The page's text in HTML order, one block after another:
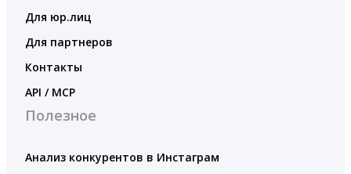
Для юр.лиц
Для партнеров
Контакты
API / MCP
Полезное
Анализ конкурентов в Инстаграм